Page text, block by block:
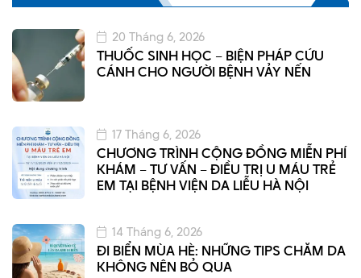
THUỐC SINH HỌC – BIỆN PHÁP CỨU
CÁNH CHO NGƯỜI BỆNH VẢY NẾN
20 Tháng 6, 2026
CHƯƠNG TRÌNH CỘNG ĐỒNG MIỄN PHÍ
KHÁM – TƯ VẤN – ĐIỀU TRỊ U MÁU TRẺ
EM TẠI BỆNH VIỆN DA LIỄU HÀ NỘI
17 Tháng 6, 2026
ĐI BIỂN MÙA HÈ: NHỮNG TIPS CHĂM DA
KHÔNG NÊN BỎ QUA
14 Tháng 6, 2026